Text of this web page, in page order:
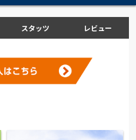
スタッツ レビュー